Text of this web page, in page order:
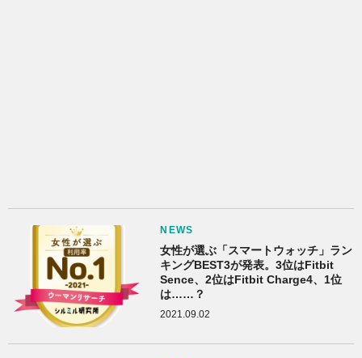
NEWS
女性が選ぶ「スマートウォッチ」ラン
キングBEST3が発表。3位はFitbit
Sence、2位はFitbit Charge4、1位
は……？
2021.09.02